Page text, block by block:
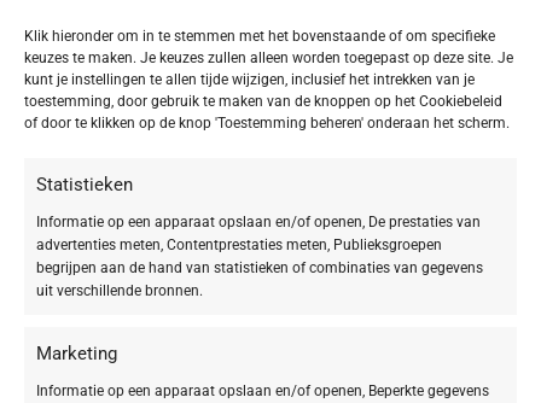
Klik hieronder om in te stemmen met het bovenstaande of om specifieke
keuzes te maken. Je keuzes zullen alleen worden toegepast op deze site. Je
kunt je instellingen te allen tijde wijzigen, inclusief het intrekken van je
toestemming, door gebruik te maken van de knoppen op het Cookiebeleid
of door te klikken op de knop 'Toestemming beheren' onderaan het scherm.
Statistieken
Informatie op een apparaat opslaan en/of openen, De prestaties van
advertenties meten, Contentprestaties meten, Publieksgroepen
begrijpen aan de hand van statistieken of combinaties van gegevens
uit verschillende bronnen.
Marketing
Informatie op een apparaat opslaan en/of openen, Beperkte gegevens
dan ook voor een hogere bescherming.
Zonadvies
insmeren. Gebruik hierbij ongeveer een theelepel voor je gezicht en een
waardoor de filters niet optimaal werken. Gebruik daarnaast een hogere
SPF op dunne huidgebieden zoals je neus, oren en rug van de handen.
hebben. Logisch, maar niet iedereen denkt hier over na.